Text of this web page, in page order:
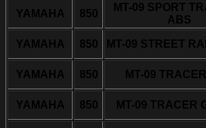
YAMAHA 850
MT-09 SPORT
ABS
YAMAHA 850 MT-09 STREET
YAMAHA 850 MT-09
YAMAHA 850 MT-09 TRACER